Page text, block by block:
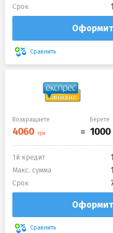
Срок
Сравнить
Возвращаете Берете
1й кредит
Макс. сумма
Срок
Сравнить